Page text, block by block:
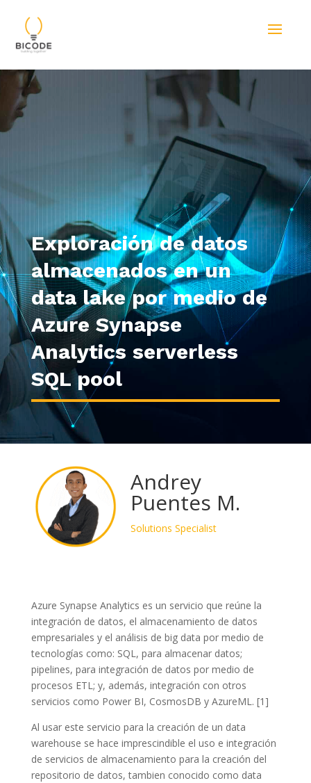
Exploración de datos
almacenados en un
data lake por medio de
Azure Synapse
Analytics serverless
SQL pool
Andrey
Puentes M.
Solutions Specialist
Azure Synapse Analytics es un servicio que reúne la
integración de datos, el almacenamiento de datos
empresariales y el análisis de big data por medio de
tecnologías como: SQL, para almacenar datos;
pipelines, para integración de datos por medio de
procesos ETL; y, además, integración con otros
servicios como Power BI, CosmosDB y AzureML. [1]
Al usar este servicio para la creación de un data
warehouse se hace imprescindible el uso e integración
de servicios de almacenamiento para la creación del
repositorio de datos, tambien conocido como data